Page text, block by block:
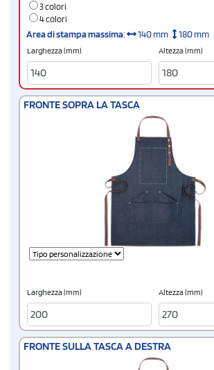
3 colori
4 colori
Area di stampa massima: 140 mm 180 mm
Larghezza (mm) Altezza (mm)
FRONTE SOPRA LA TASCA
Larghezza (mm) Altezza (mm)
FRONTE SULLA TASCA A DESTRA